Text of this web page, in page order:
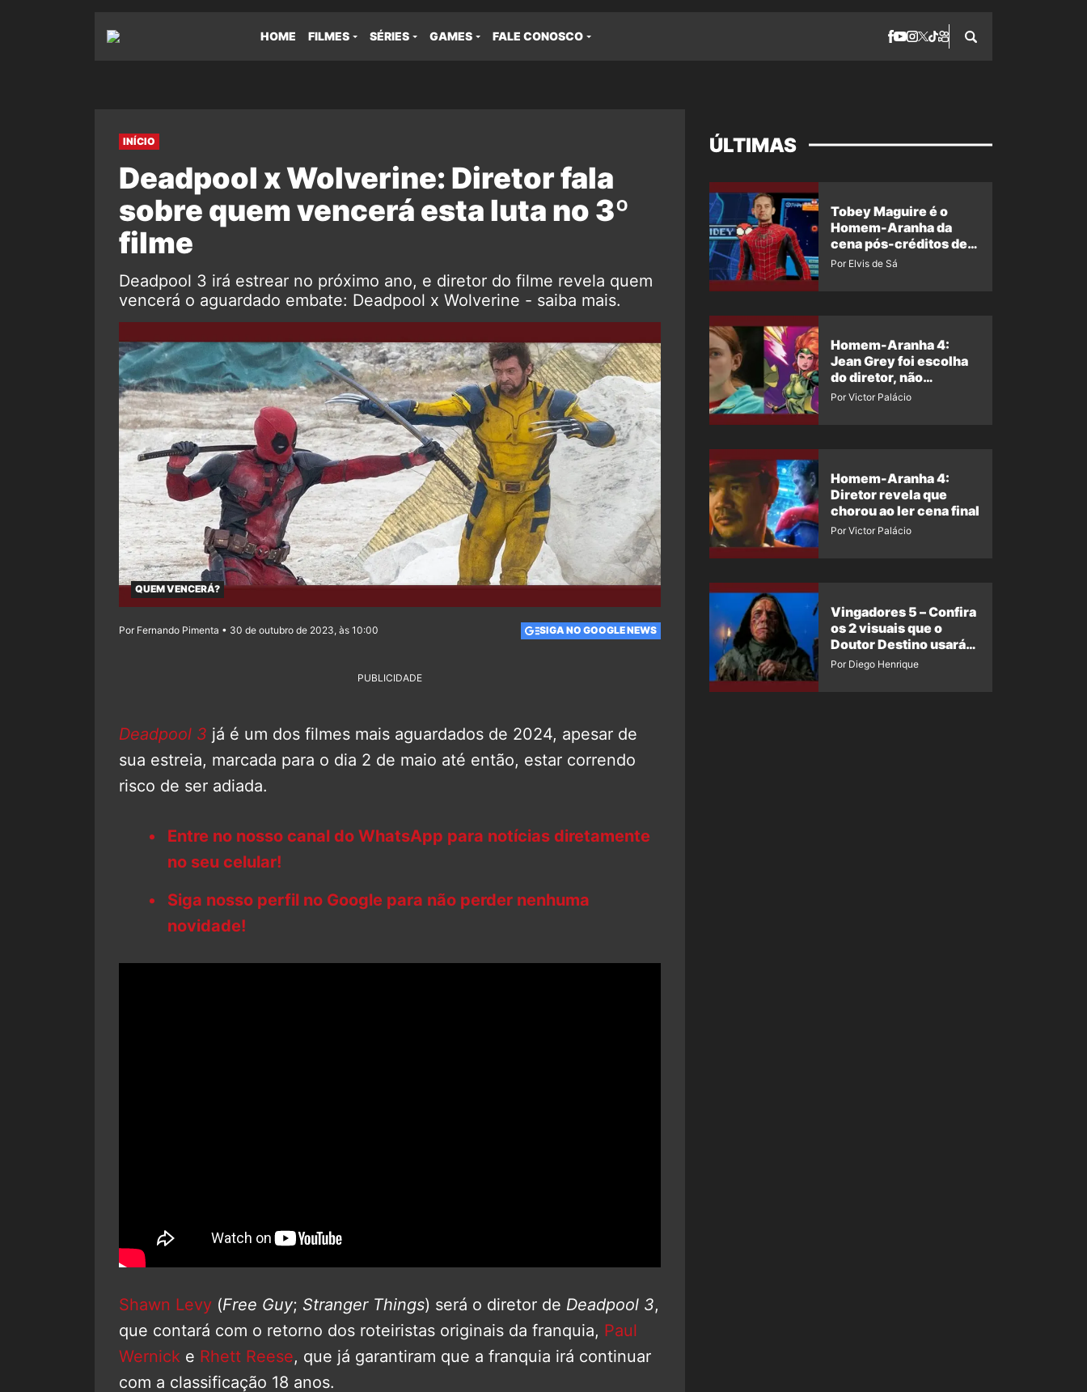
HOME FILMES SÉRIES GAMES FALE CONOSCO
INÍCIO
Deadpool x Wolverine: Diretor fala
sobre quem vencerá esta luta no 3º
filme
Deadpool 3 irá estrear no próximo ano, e diretor do filme revela quem
vencerá o aguardado embate: Deadpool x Wolverine - saiba mais.
QUEM VENCERÁ?
Por Fernando Pimenta • 30 de outubro de 2023, às 10:00 SIGA NO GOOGLE NEWS
PUBLICIDADE
Deadpool 3 já é um dos filmes mais aguardados de 2024, apesar de
sua estreia, marcada para o dia 2 de maio até então, estar correndo
risco de ser adiada.
Entre no nosso canal do WhatsApp para notícias diretamente
no seu celular!
Siga nosso perfil no Google para não perder nenhuma
novidade!
Shawn Levy (Free Guy; Stranger Things) será o diretor de Deadpool 3,
que contará com o retorno dos roteiristas originais da franquia, Paul
Wernick e Rhett Reese, que já garantiram que a franquia irá continuar
com a classificação 18 anos.
ÚLTIMAS
Tobey Maguire é o
Homem-Aranha da
cena pós-créditos de
Um Novo Dia?
Por Elvis de Sá
Homem-Aranha 4:
Jean Grey foi escolha
do diretor, não
imposição da Marvel
Por Victor Palácio
Homem-Aranha 4:
Diretor revela que
chorou ao ler cena final
Por Victor Palácio
Vingadores 5 – Confira
os 2 visuais que o
Doutor Destino usará
no filme
Por Diego Henrique